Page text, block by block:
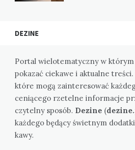
DEZINE
Portal wielotematyczny w którym
pokazać ciekawe i aktualne
które mogą zainteresować
ceniącego rzetelne informacje
czytelny sposób. Dezine (
każdego będący świetnym
kawy.